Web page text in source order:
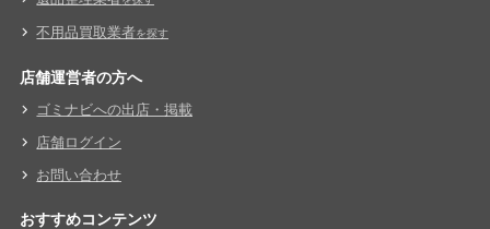
不用品買取業者を探す
店舗運営者の方へ
ゴミナビへの出店・掲載
店舗ログイン
お問い合わせ
おすすめコンテンツ